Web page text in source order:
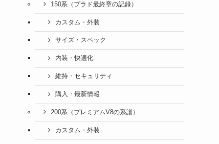
150系（プラド最終章の記録）
カスタム・外装
サイズ・スペック
内装・快適化
維持・セキュリティ
購入・最新情報
200系（プレミアムV8の系譜）
カスタム・外装